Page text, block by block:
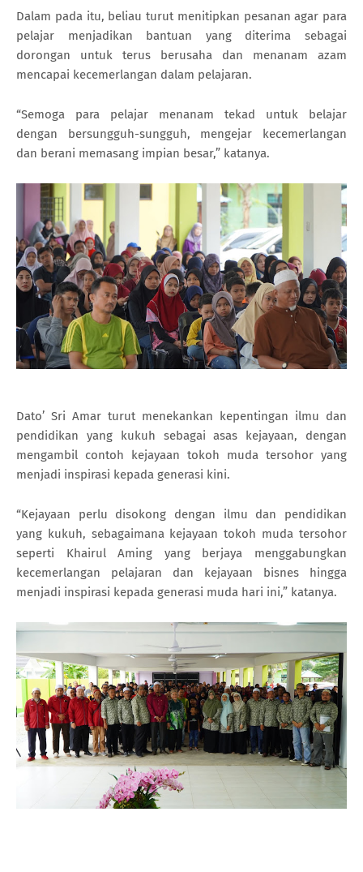
Dalam pada itu, beliau turut menitipkan pesanan agar para
pelajar menjadikan bantuan yang diterima sebagai
dorongan untuk terus berusaha dan menanam azam
mencapai kecemerlangan dalam pelajaran.
“Semoga para pelajar menanam tekad untuk belajar
dengan bersungguh-sungguh, mengejar kecemerlangan
dan berani memasang impian besar,” katanya.
Dato’ Sri Amar turut menekankan kepentingan ilmu dan
pendidikan yang kukuh sebagai asas kejayaan, dengan
mengambil contoh kejayaan tokoh muda tersohor yang
menjadi inspirasi kepada generasi kini.
“Kejayaan perlu disokong dengan ilmu dan pendidikan
yang kukuh, sebagaimana kejayaan tokoh muda tersohor
seperti Khairul Aming yang berjaya menggabungkan
kecemerlangan pelajaran dan kejayaan bisnes hingga
menjadi inspirasi kepada generasi muda hari ini,” katanya.